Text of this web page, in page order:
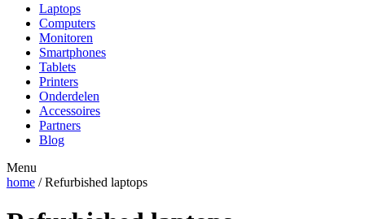
Laptops
Computers
Monitoren
Smartphones
Tablets
Printers
Onderdelen
Accessoires
Partners
Blog
Menu
home / Refurbished laptops